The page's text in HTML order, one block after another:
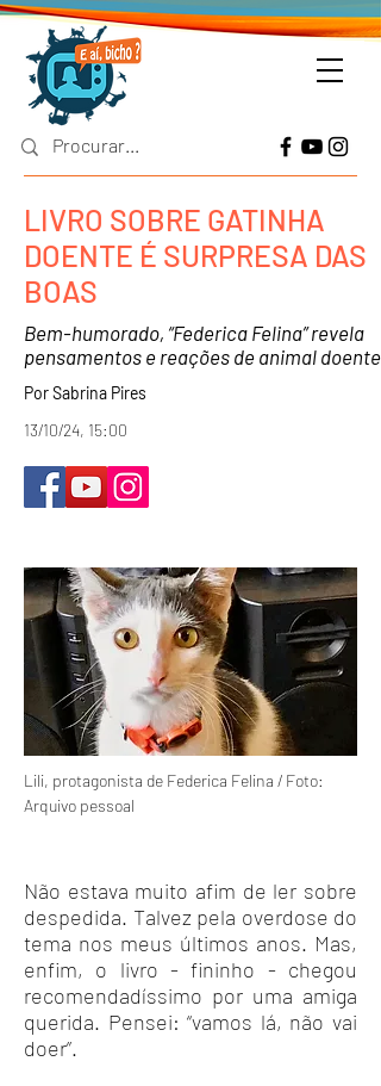
LIVRO SOBRE GATINHA
DOENTE É SURPRESA DAS
BOAS
Bem-humorado, “Federica Felina” revela
pensamentos e reações de animal doente
Por Sabrina Pires
13/10/24, 15:00
Lili, protagonista de Federica Felina / Foto:
Arquivo pessoal
Não estava muito afim de ler sobre
despedida. Talvez pela overdose do
tema nos meus últimos anos. Mas,
enfim, o livro - fininho - chegou
recomendadíssimo por uma amiga
querida. Pensei: “vamos lá, não vai
doer”.